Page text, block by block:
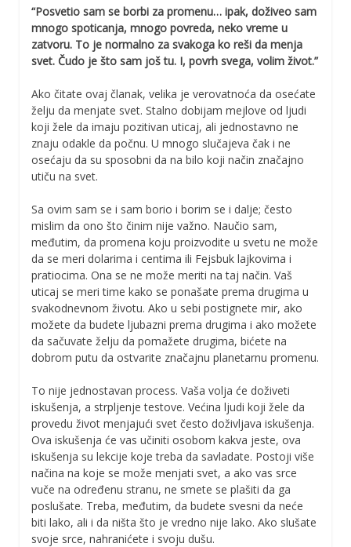
“Posvetio sam se borbi za promenu… ipak, doživeo sam
mnogo spoticanja, mnogo povreda, neko vreme u
zatvoru. To je normalno za svakoga ko reši da menja
svet. Čudo je što sam još tu. I, povrh svega, volim život.”
Ako čitate ovaj članak, velika je verovatnoća da osećate
želju da menjate svet. Stalno dobijam mejlove od ljudi
koji žele da imaju pozitivan uticaj, ali jednostavno ne
znaju odakle da počnu. U mnogo slučajeva čak i ne
osećaju da su sposobni da na bilo koji način značajno
utiču na svet.
Sa ovim sam se i sam borio i borim se i dalje; često
mislim da ono što činim nije važno. Naučio sam,
međutim, da promena koju proizvodite u svetu ne može
da se meri dolarima i centima ili Fejsbuk lajkovima i
pratiocima. Ona se ne može meriti na taj način. Vaš
uticaj se meri time kako se ponašate prema drugima u
svakodnevnom životu. Ako u sebi postignete mir, ako
možete da budete ljubazni prema drugima i ako možete
da sačuvate želju da pomažete drugima, bićete na
dobrom putu da ostvarite značajnu planetarnu promenu.
To nije jednostavan process. Vaša volja će doživeti
iskušenja, a strpljenje testove. Većina ljudi koji žele da
provedu život menjajući svet često doživljava iskušenja.
Ova iskušenja će vas učiniti osobom kakva jeste, ova
iskušenja su lekcije koje treba da savladate. Postoji više
načina na koje se može menjati svet, a ako vas srce
vuče na određenu stranu, ne smete se plašiti da ga
poslušate. Treba, međutim, da budete svesni da neće
biti lako, ali i da ništa što je vredno nije lako. Ako slušate
svoje srce, nahranićete i svoju dušu.